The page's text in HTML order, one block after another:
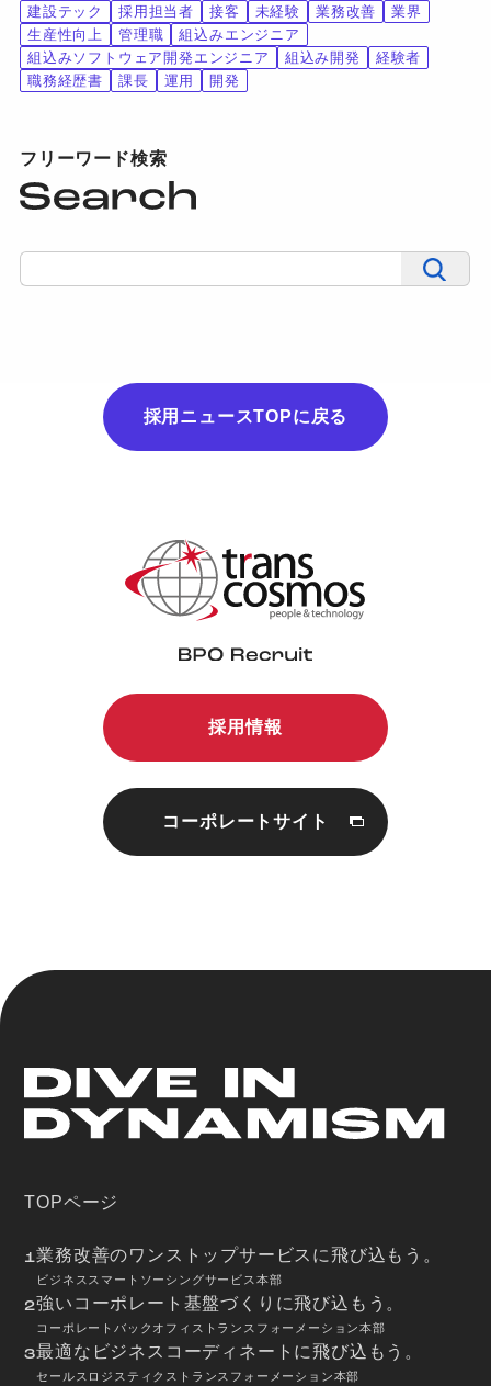
建設テック
採用担当者 接客 未経験 業務改善
業界
生産性向上
管理職
組込みエンジニア
組込みソフトウェア開発エンジニア
組込み開発
経験者
職務経歴書
課長 運用 開発
フリーワード検索
採用ニュースTOPに戻る
採用情報
コーポレートサイト
TOPページ
1業務改善のワンストップサービスに飛び込もう。
ビジネススマートソーシングサービス本部
2強いコーポレート基盤づくりに飛び込もう。
コーポレートバックオフィストランスフォーメーション本部
3最適なビジネスコーディネートに飛び込もう。
セールスロジスティクストランスフォーメーション本部